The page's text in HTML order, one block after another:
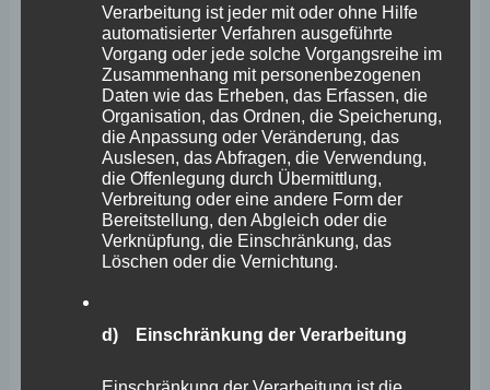
Grundlage der damaligen Fusion zwischen dem
Stiftungsklinikum und dem Gemeinschaftsklinikum
Koblenz-Mayen war ein Vorschlag des damaligen
Oberbürgermeisters der Stadt Koblenz, Herrn Dr.
Hofmann-Göttig, der zur Grundlage hatte, ein Gutachten
über eine mögliche Zusammenarbeit zwischen dem
Stiftungsklinikum und dem Gemeinschaftsklinikum
Koblenz-Mayen erstellen zu lassen. Dieses Gutachten
wurde durch das Beratungsunternehmen Activa erstellt
und hatte zum Ergebnis, dass der Zusammenschluss
Verarbeitung ist jeder mit oder ohne Hilfe
automatisierter Verfahren ausgeführte
Vorgang oder jede solche Vorgangsreihe im
Zusammenhang mit personenbezogenen
Daten wie das Erheben, das Erfassen, die
Organisation, das Ordnen, die Speicherung,
die Anpassung oder Veränderung, das
Auslesen, das Abfragen, die Verwendung,
die Offenlegung durch Übermittlung,
Verbreitung oder eine andere Form der
Bereitstellung, den Abgleich oder die
Verknüpfung, die Einschränkung, das
Löschen oder die Vernichtung.
d) Einschränkung der Verarbeitung